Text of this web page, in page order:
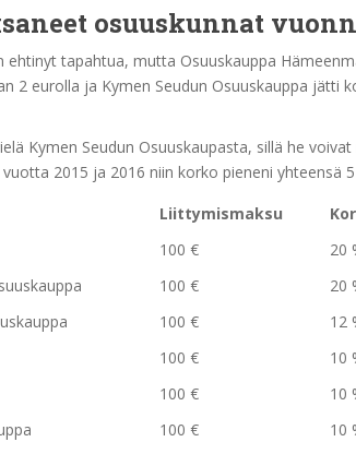
osuuskunnat
ehtinyt tapahtua, mutta Osuuskauppa
2 eurolla ja Kymen Seudun Osuuskauppa jätti
Kymen Seudun Osuuskaupasta, sillä he
2015 ja 2016 niin korko pieneni yhteensä
Liittymismaksu
100 € 20
100 € 20
100 € 12
100 € 10
100 € 10
100 € 10